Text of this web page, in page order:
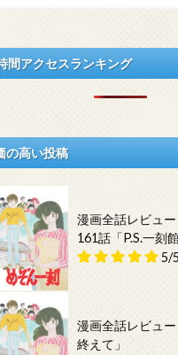
間アクセスランキング
の高い投稿
漫画全話レビュ
161話「P.S.一刻館
5/5
漫画全話レビュ
終えて」